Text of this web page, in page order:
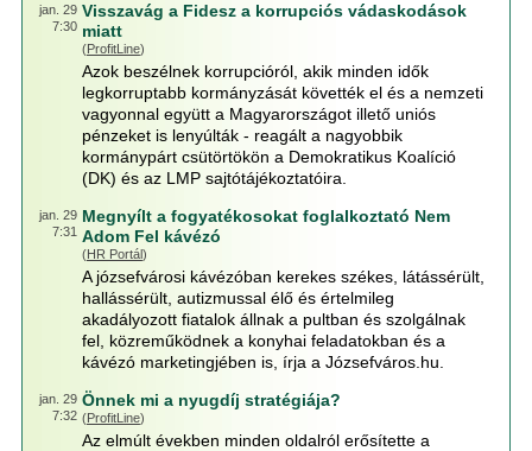
jan. 29
7:30
Visszavág a Fidesz a korrupciós vádaskodások
miatt
(ProfitLine)
Azok beszélnek korrupcióról, akik minden idők
legkorruptabb kormányzását követték el és a nemzeti
vagyonnal együtt a Magyarországot illető uniós
pénzeket is lenyúlták - reagált a nagyobbik
kormánypárt csütörtökön a Demokratikus Koalíció
(DK) és az LMP sajtótájékoztatóira.
jan. 29
7:31
Megnyílt a fogyatékosokat foglalkoztató Nem
Adom Fel kávézó
(HR Portál)
A józsefvárosi kávézóban kerekes székes, látássérült,
hallássérült, autizmussal élő és értelmileg
akadályozott fiatalok állnak a pultban és szolgálnak
fel, közreműködnek a konyhai feladatokban és a
kávézó marketingjében is, írja a Józsefváros.hu.
jan. 29
7:32
Önnek mi a nyugdíj stratégiája?
(ProfitLine)
Az elmúlt években minden oldalról erősítette a